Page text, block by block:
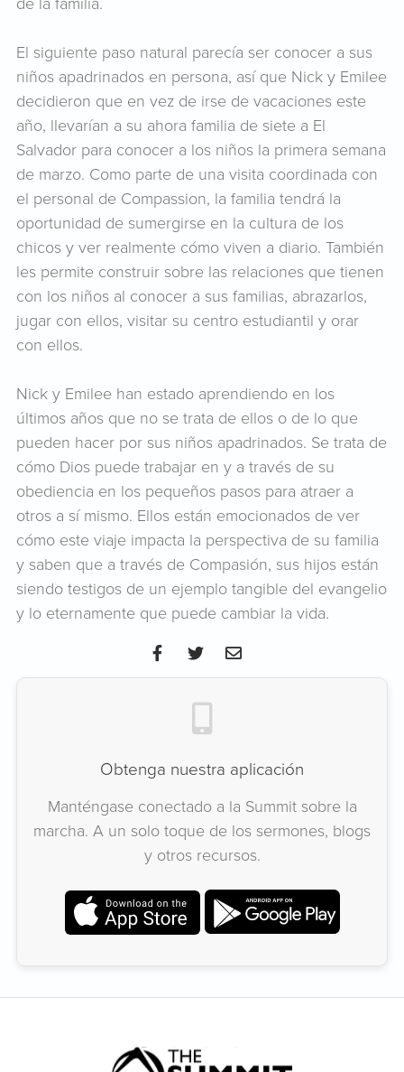
El siguiente paso natural parecía ser conocer a sus
niños apadrinados en persona, así que Nick y Emilee
decidieron que en vez de irse de vacaciones este
año, llevarían a su ahora familia de siete a El
Salvador para conocer a los niños la primera semana
de marzo. Como parte de una visita coordinada con
el personal de Compassion, la familia tendrá la
oportunidad de sumergirse en la cultura de los
chicos y ver realmente cómo viven a diario. También
les permite construir sobre las relaciones que tienen
con los niños al conocer a sus familias, abrazarlos,
jugar con ellos, visitar su centro estudiantil y orar
con ellos.
Nick y Emilee han estado aprendiendo en los
últimos años que no se trata de ellos o de lo que
pueden hacer por sus niños apadrinados. Se trata de
cómo Dios puede trabajar en y a través de su
obediencia en los pequeños pasos para atraer a
otros a sí mismo. Ellos están emocionados de ver
cómo este viaje impacta la perspectiva de su familia
y saben que a través de Compasión, sus hijos están
siendo testigos de un ejemplo tangible del evangelio
y lo eternamente que puede cambiar la vida.
Obtenga nuestra aplicación
Manténgase conectado a la Summit sobre la
marcha. A un solo toque de los sermones, blogs
y otros recursos.